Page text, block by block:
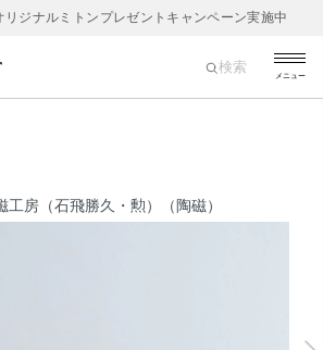
リジナルミトンプレゼントキャンペーン実施中
メニュー
検索
工房（石飛勝久・勲）（陶磁）